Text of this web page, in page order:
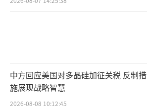
中方回应美国对多晶硅加征关税 反制措
施展现战略智慧
2026-08-08 10:12:45